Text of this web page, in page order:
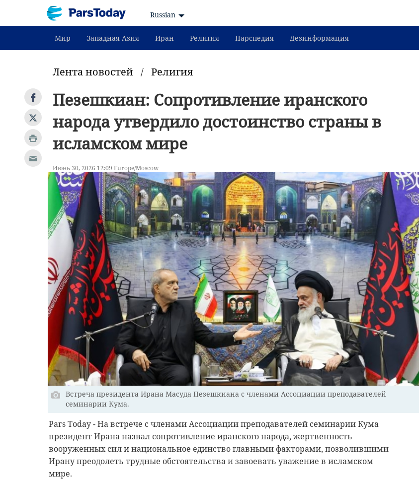
Russian
Мир Западная Азия Иран Религия Парспедия Дезинформация
Лента новостей / Религия
Пезешкиан: Сопротивление иранского
народа утвердило достоинство страны в
исламском мире
Июнь 30, 2026 12:09 Europe/Moscow
Встреча президента Ирана Масуда Пезешкиана с членами Ассоциации преподавателей
семинарии Кума.
Рars Today - На встрече с членами Ассоциации преподавателей семинарии Кума
президент Ирана назвал сопротивление иранского народа, жертвенность
вооруженных сил и национальное единство главными факторами, позволившими
Ирану преодолеть трудные обстоятельства и завоевать уважение в исламском
мире.